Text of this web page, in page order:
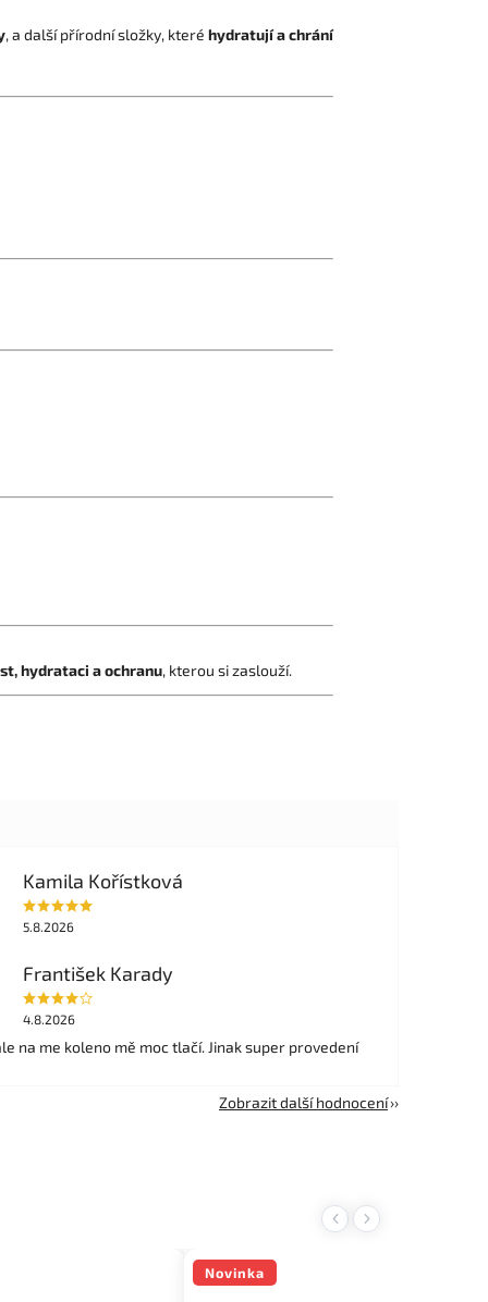
, a další přírodní složky, které hydratují a chrání
hydrataci a ochranu, kterou si zaslouží.
Kamila Kořístková
5.8.2026
František Karady
4.8.2026
na me koleno mě moc tlačí. Jinak super provedení
Zobrazit další hodnocení
Previous
Novinka
Next